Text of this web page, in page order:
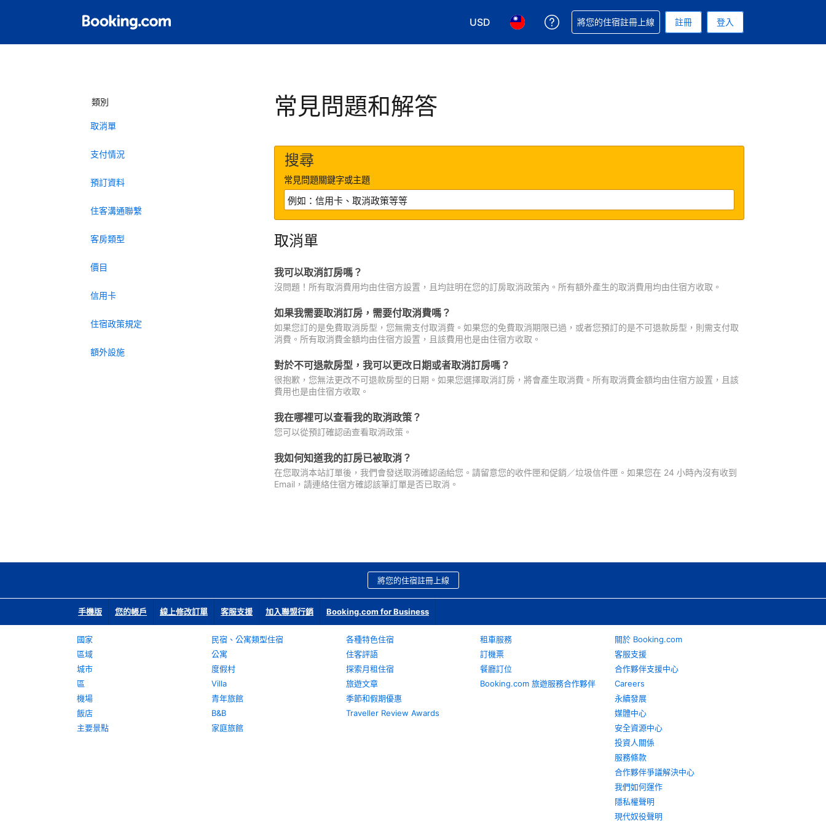
USD
選擇您使用的幣別. 您現在所使用的幣別為美元
選擇您使用的語言. 您目前所選的語言是繁體中文
取得訂單相關協助
將您的住宿註冊上線 註冊 登入
類別
取消單
支付情況
預訂資料
住客溝通聯繫
客房類型
價目
信用卡
住宿政策規定
額外設施
常見問題和解答
搜尋
常見問題關鍵字或主題
取消單
我可以取消訂房嗎？
沒問題！所有取消費用均由住宿方設置，且均註明在您的訂房取消政策內。所有額外產生的取消費用均由住宿方收取。
如果我需要取消訂房，需要付取消費嗎？
如果您訂的是免費取消房型，您無需支付取消費。如果您的免費取消期限已過，或者您預訂的是不可退款房型，則需支付取
消費。所有取消費金額均由住宿方設置，且該費用也是由住宿方收取。
對於不可退款房型，我可以更改日期或者取消訂房嗎？
很抱歉，您無法更改不可退款房型的日期。如果您選擇取消訂房，將會產生取消費。所有取消費金額均由住宿方設置，且該
費用也是由住宿方收取。
我在哪裡可以查看我的取消政策？
您可以從預訂確認函查看取消政策。
我如何知道我的訂房已被取消？
在您取消本站訂單後，我們會發送取消確認函給您。請留意您的收件匣和促銷／垃圾信件匣。如果您在 24 小時內沒有收到
Email，請連絡住宿方確認該筆訂單是否已取消。
將您的住宿註冊上線
手機版 您的帳戶 線上修改訂單 客服支援 加入聯盟行銷 Booking.com for Business
國家
區域
城市
區
機場
飯店
主要景點
民宿、公寓類型住宿
公寓
度假村
Villa
青年旅館
B&B
家庭旅館
各種特色住宿
住客評語
探索月租住宿
旅遊文章
季節和假期優惠
Traveller Review Awards
租車服務
訂機票
餐廳訂位
Booking.com 旅遊服務合作夥伴
關於 Booking.com
客服支援
合作夥伴支援中心
Careers
永續發展
媒體中心
安全資源中心
投資人關係
服務條款
合作夥伴爭議解決中心
我們如何運作
隱私權聲明
現代奴役聲明